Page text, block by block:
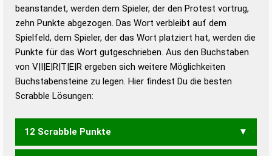
Duden – Standardwerk in 12 Bänden
Duden – Richtiges und gutes
Deutsch
Duden – Die deutsche Grammatik
Duden – Deutsches
beanstandet, werden dem Spieler, der den Protest vortrug,
zehn Punkte abgezogen. Das Wort verbleibt auf dem
Spielfeld, dem Spieler, der das Wort platziert hat, werden die
Punkte für das Wort gutgeschrieben. Aus den Buchstaben
von V|I|E|R|T|E|R ergeben sich weitere Möglichkeiten
Buchstabensteine zu legen. Hier findest Du die besten
Scrabble Lösungen:
12 Scrabble Punkte